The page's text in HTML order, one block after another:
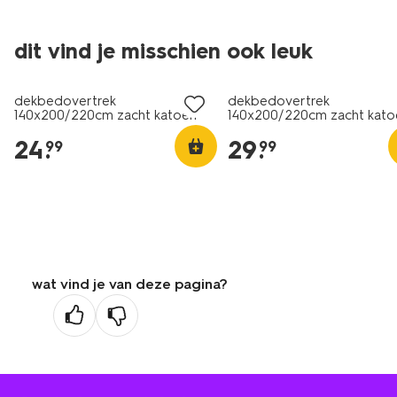
dit vind je misschien ook leuk
dekbedovertrek
140x200/220cm zacht katoen
24.
99
dekbedovertrek
140x200/220cm zacht
29.
99
wat vind je van deze pagina?